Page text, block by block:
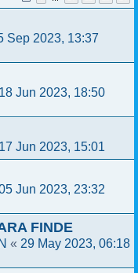
Sep 2023, 13:37
18 Jun 2023, 18:50
17 Jun 2023, 15:01
Jun 2023, 23:32
FINDE
« 29 May 2023, 06:18